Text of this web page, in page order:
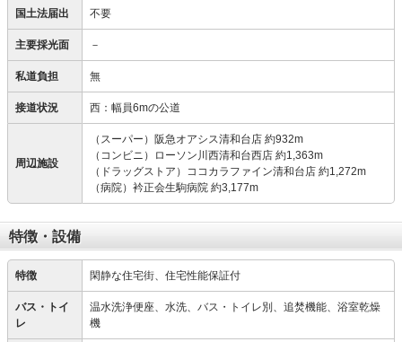
国土法届出 不要
主要採光面 －
私道負担 無
接道状況 西：幅員6mの公道
周辺施設
（スーパー）阪急オアシス清和台店 約932m
（コンビニ）ローソン川西清和台西店 約1,363m
（ドラッグストア）ココカラファイン清和台店 約1,272m
（病院）衿正会生駒病院 約3,177m
特徴・設備
特徴 閑静な住宅街、住宅性能保証付
バス・トイ
レ
温水洗浄便座、水洗、バス・トイレ別、追焚機能、浴室乾燥
機